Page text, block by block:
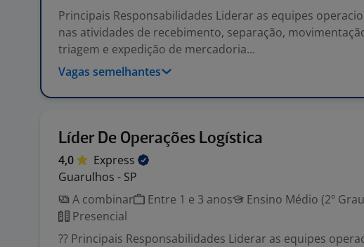
Principais Responsabilidades Liderar as equipes
nas atividades de recebimento, separação,
triagem e expedição de mercadoria...
Vagas semelhantes
Líder De Operações Logística
4,0
Express
Guarulhos - SP
A combinar
Entre 1 e 3 anos
Ensino Médio (2º
Presencial
?? Principais Responsabilidades Liderar as equipes